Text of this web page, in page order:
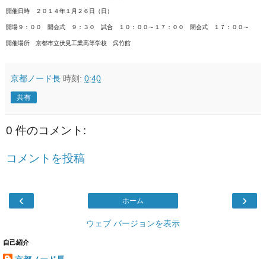
開催日時 ２０１４年１ 月２６日（日）
開場９：００ 開会式 ９：３０ 試合 １０：００～１７：００ 閉会式 １７：００～
開催場所 京都市立伏見工業高等学校 呉竹館
京都ノード長 時刻: 0:40
共有
0 件のコメント:
コメントを投稿
‹ ›
ホーム
ウェブ バージョンを表示
自己紹介